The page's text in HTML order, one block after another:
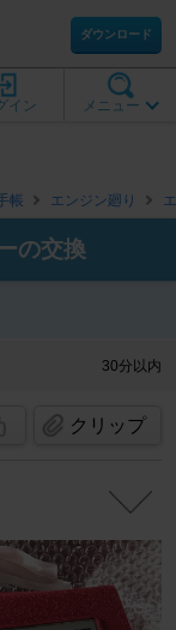
ダウンロード
メニュー
イン
帳 エンジン廻り
の交換
30分以内
クリップ